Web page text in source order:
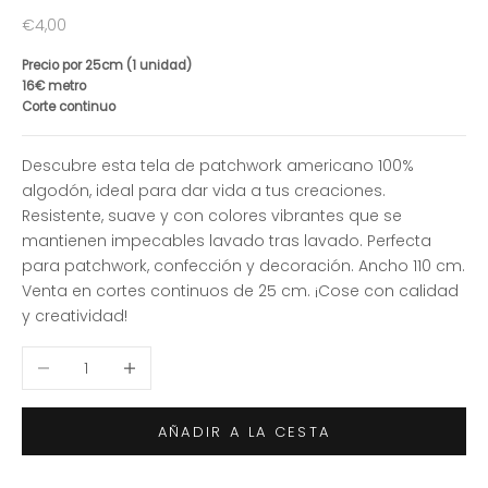
Precio de oferta
€4,00
Precio por 25cm (1 unidad)
16€ metro
Corte continuo
Descubre esta tela de patchwork americano 100%
algodón, ideal para dar vida a tus creaciones.
Resistente, suave y con colores vibrantes que se
mantienen impecables lavado tras lavado. Perfecta
para patchwork, confección y decoración. Ancho 110 cm.
Venta en cortes continuos de 25 cm. ¡Cose con calidad
y creatividad!
Reducir cantidadAumentar cantidad
AÑADIR A LA CESTA